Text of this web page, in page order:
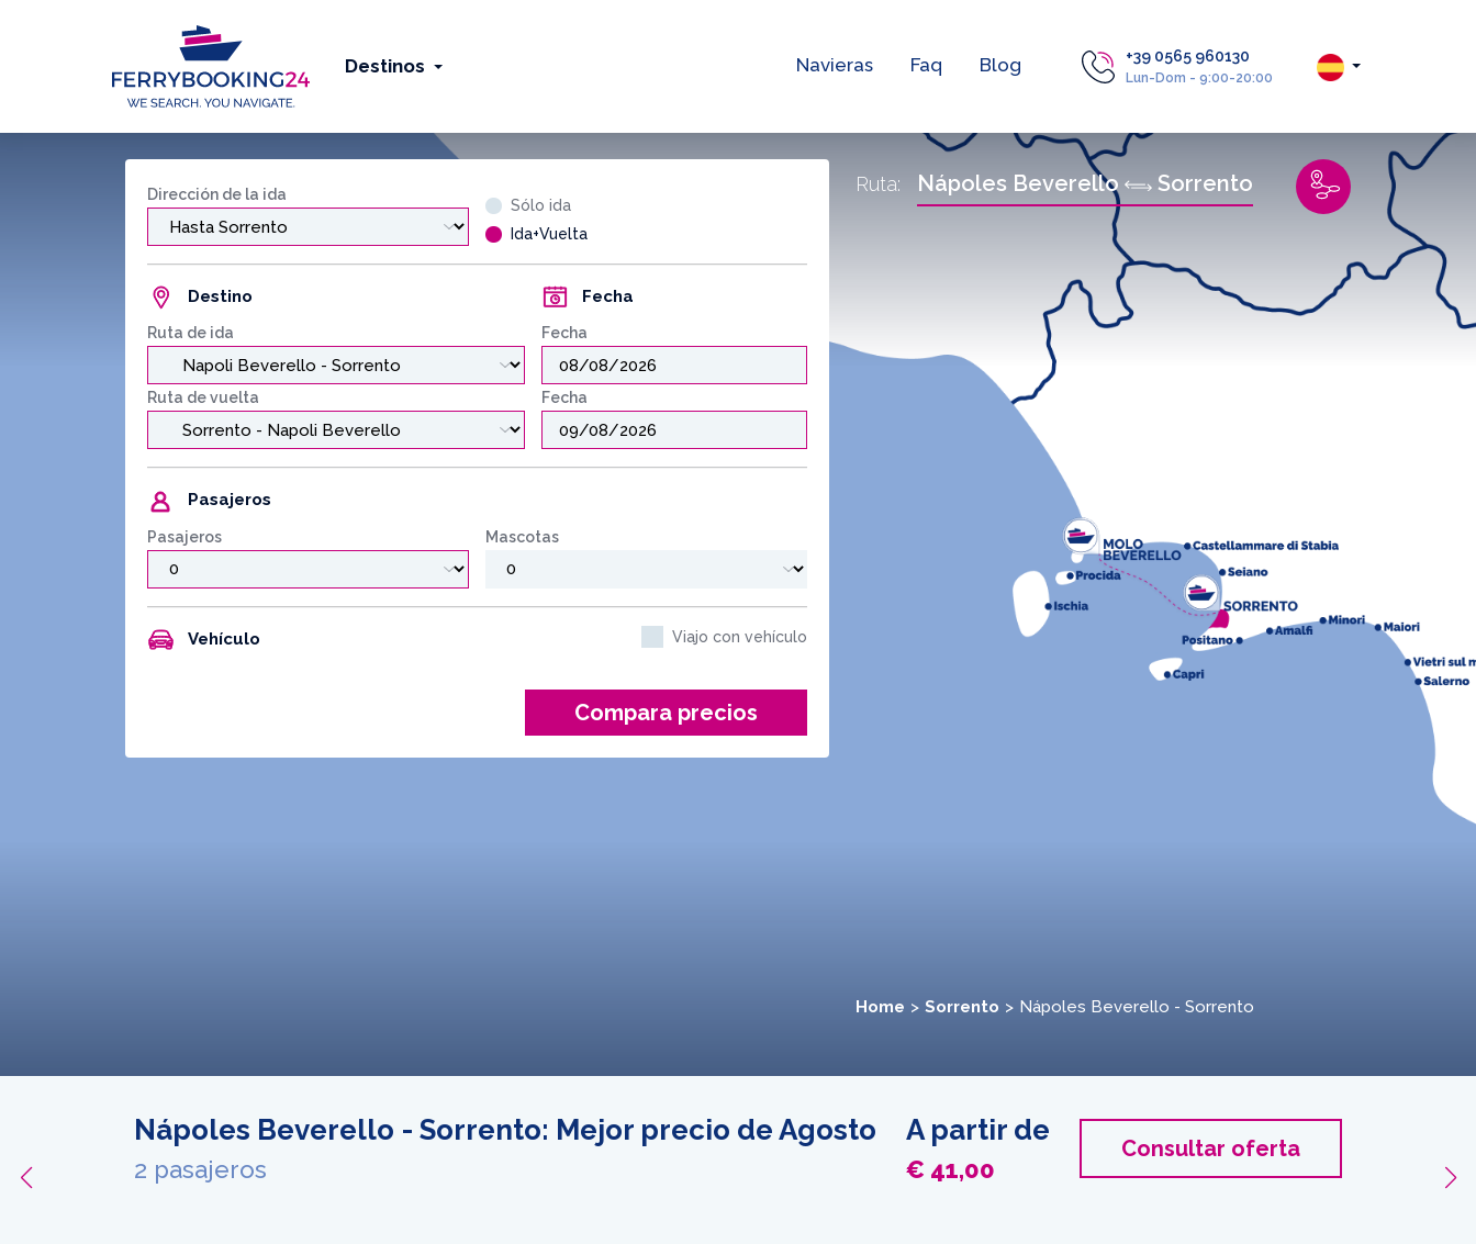
Destinos Navieras Faq Blog +39 0565 960130
Lun-Dom - 9:00-20:00
Dirección de la ida
Sólo ida
Ida+Vuelta
Destino
Ruta de ida
Fecha
Fecha
Ruta de vuelta Fecha
Pasajeros
Pasajeros Mascotas
Vehículo Viajo con vehículo
Compara precios
Ruta: Nápoles Beverello Sorrento
Home Sorrento Nápoles Beverello - Sorrento
Nápoles Beverello - Sorrento: Mejor precio de Agosto
2 pasajeros
A partir de
€ 41,00
Consultar oferta
2